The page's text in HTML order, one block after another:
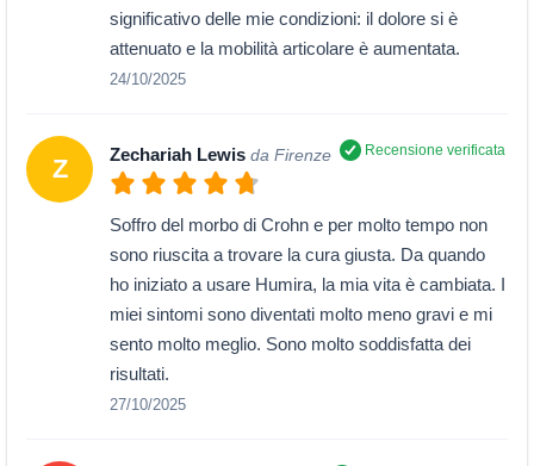
significativo delle mie condizioni: il dolore si è
attenuato e la mobilità articolare è aumentata.
24/10/2025
Z Zechariah Lewis da Firenze Recensione verificata
Soffro del morbo di Crohn e per molto tempo non
sono riuscita a trovare la cura giusta. Da quando
ho iniziato a usare Humira, la mia vita è cambiata. I
miei sintomi sono diventati molto meno gravi e mi
sento molto meglio. Sono molto soddisfatta dei
risultati.
27/10/2025